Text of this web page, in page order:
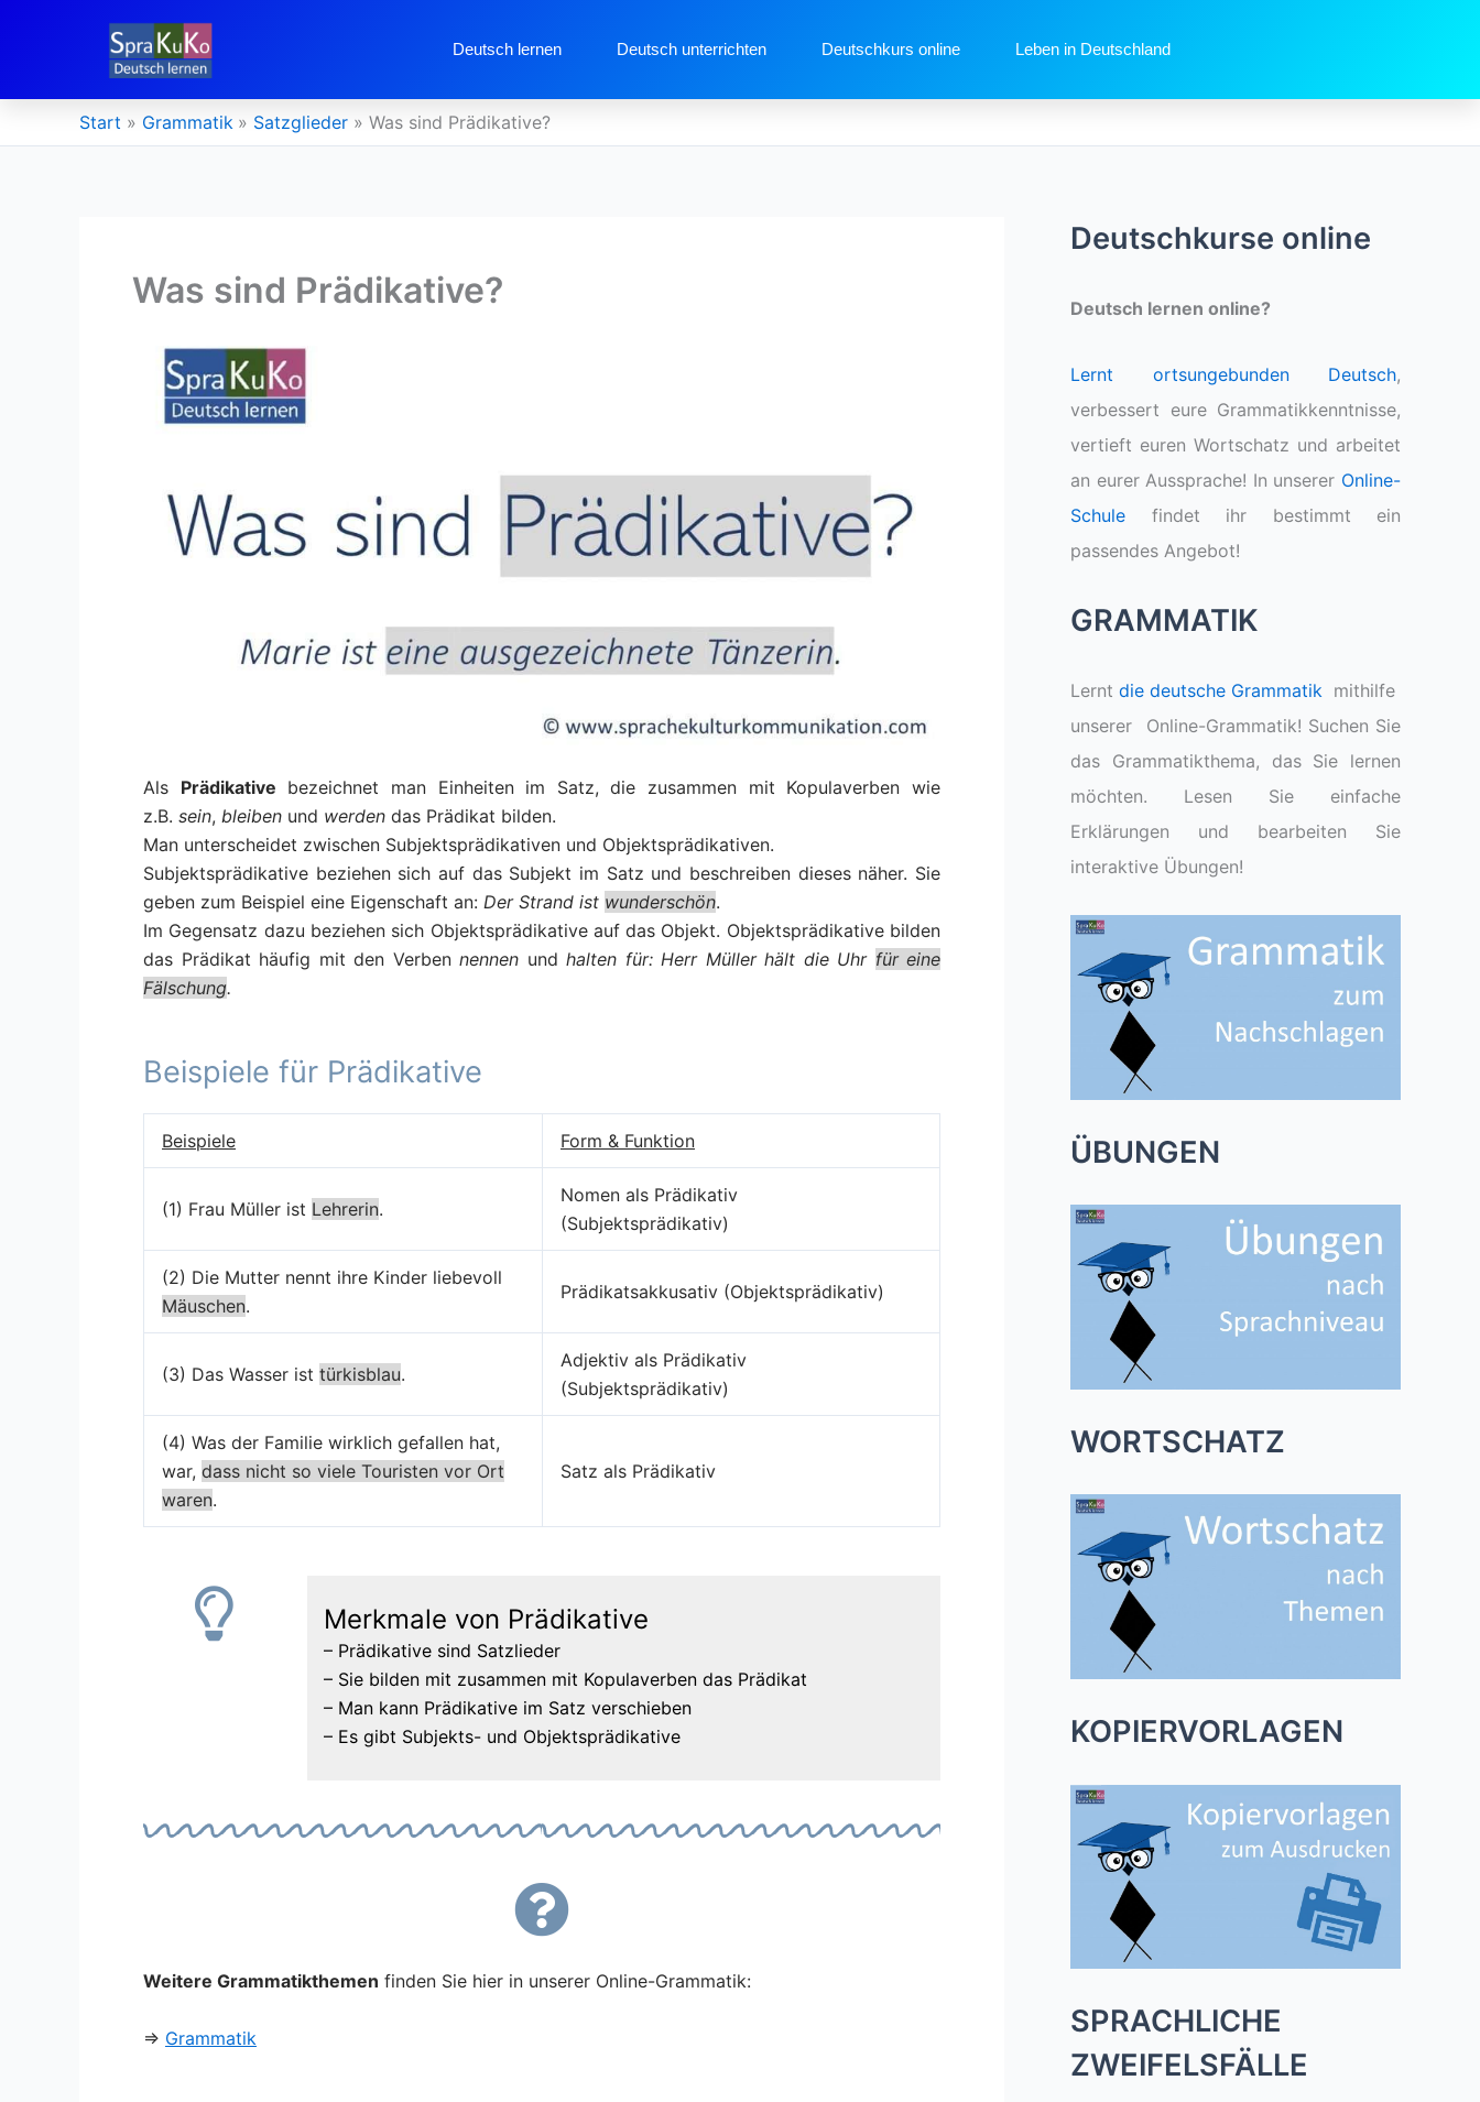
Deutsch lernen Deutsch unterrichten Deutschkurs online Leben in Deutschland
Start Grammatik Satzglieder Was sind Prädikative?
Was sind Prädikative?
Als Prädikative bezeichnet man Einheiten im Satz, die zusammen mit Kopulaverben wie
z.B. sein, bleiben und werden das Prädikat bilden.
Man unterscheidet zwischen Subjektsprädikativen und Objektsprädikativen.
Subjektsprädikative beziehen sich auf das Subjekt im Satz und beschreiben dieses näher. Sie
geben zum Beispiel eine Eigenschaft an: Der Strand ist wunderschön.
Im Gegensatz dazu beziehen sich Objektsprädikative auf das Objekt. Objektsprädikative bilden
das Prädikat häufig mit den Verben nennen und halten für: Herr Müller hält die Uhr für eine
Fälschung.
Beispiele für Prädikative
Beispiele Form & Funktion
(1) Frau Müller ist Lehrerin.
Nomen als Prädikativ
(Subjektsprädikativ)
(2) Die Mutter nennt ihre Kinder liebevoll
Mäuschen.
Prädikatsakkusativ (Objektsprädikativ)
(3) Das Wasser ist türkisblau.
Adjektiv als Prädikativ
(Subjektsprädikativ)
(4) Was der Familie wirklich gefallen hat,
war, dass nicht so viele Touristen vor Ort
waren.
Satz als Prädikativ
Merkmale von Prädikative
– Prädikative sind Satzlieder
– Sie bilden mit zusammen mit Kopulaverben das Prädikat
– Man kann Prädikative im Satz verschieben
– Es gibt Subjekts- und Objektsprädikative
Weitere Grammatikthemen finden Sie hier in unserer Online-Grammatik:
⇒ Grammatik
Deutschkurse online
Deutsch lernen online?
Lernt ortsungebunden Deutsch,
verbessert eure Grammatikkenntnisse,
vertieft euren Wortschatz und arbeitet
an eurer Aussprache! In unserer Online-
Schule findet ihr bestimmt ein
passendes Angebot!
GRAMMATIK
Lernt die deutsche Grammatik mithilfe
unserer Online-Grammatik! Suchen Sie
das Grammatikthema, das Sie lernen
möchten. Lesen Sie einfache
Erklärungen und bearbeiten Sie
interaktive Übungen!
ÜBUNGEN
WORTSCHATZ
KOPIERVORLAGEN
SPRACHLICHE
ZWEIFELSFÄLLE